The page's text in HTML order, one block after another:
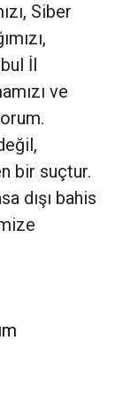
Siber
İl
ve
bir suçtur.
dışı bahis